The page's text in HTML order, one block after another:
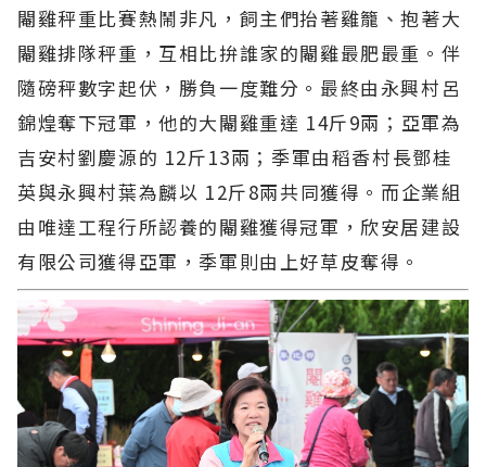
閹雞秤重比賽熱鬧非凡，飼主們抬著雞籠、抱著大
閹雞排隊秤重，互相比拚誰家的閹雞最肥最重。伴
隨磅秤數字起伏，勝負一度難分。最終由永興村呂
錦煌奪下冠軍，他的大閹雞重達 14斤9兩；亞軍為
吉安村劉慶源的 12斤13兩；季軍由稻香村長鄧桂
英與永興村葉為麟以 12斤8兩共同獲得。而企業組
由唯達工程行所認養的閹雞獲得冠軍，欣安居建設
有限公司獲得亞軍，季軍則由上好草皮奪得。